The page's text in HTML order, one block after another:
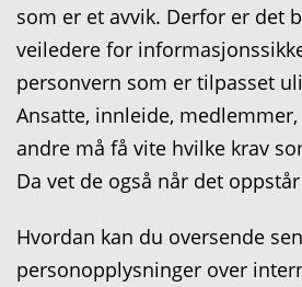
som er et avvik. Derfor er det
veiledere for
personvern som er tilpasset
Ansatte, innleide,
andre må få vite hvilke krav
Da vet de også når det
Hvordan kan du oversende
personopplysninger over